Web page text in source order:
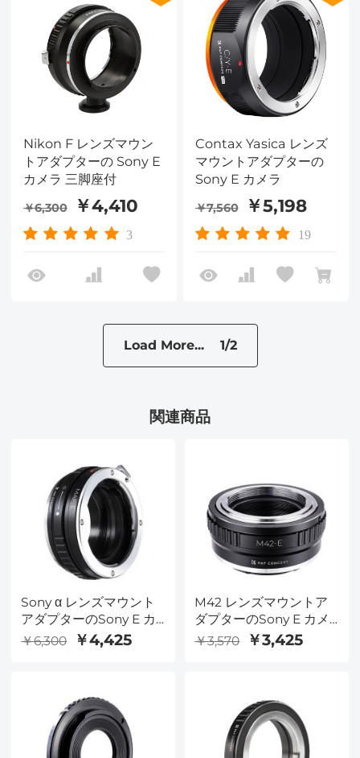
Nikon F レンズマウン
トアダプターの Sony E
カメラ 三脚座付
￥6,300 ￥4,410
3
Contax Yasica レンズ
マウントアダプターの
Sony E カメラ
￥7,560 ￥5,198
19
Load More... 1/2
関連商品
Sony α レンズマウント
アダプターのSony E カ
メラ α-E
￥6,300 ￥4,425
M42 レンズマウントア
ダプターのSony E カメ
ラ M42-E
￥3,570 ￥3,425